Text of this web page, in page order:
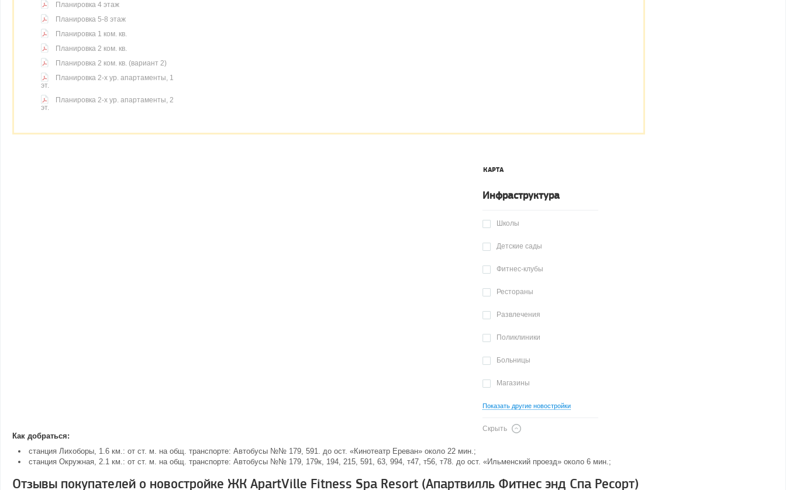
Планировка 4 этаж
Планировка 5-8 этаж
Планировка 1 ком. кв.
Планировка 2 ком. кв.
Планировка 2 ком. кв. (вариант 2)
Планировка 2-х ур. апартаменты, 1
эт.
Планировка 2-х ур. апартаменты, 2
эт.
КАРТА
Инфраструктура
Школы
Детские сады
Фитнес-клубы
Рестораны
Развлечения
Поликлиники
Больницы
Магазины
Показать другие новостройки
Скрыть
Как добраться:
станция Лихоборы, 1.6 км.: от ст. м. на общ. транспорте: Автобусы №№ 179, 591. до ост. «Кинотеатр Ереван» около 22 мин.;
станция Окружная, 2.1 км.: от ст. м. на общ. транспорте: Автобусы №№ 179, 179к, 194, 215, 591, 63, 994, т47, т56, т78. до ост. «Ильменский проезд» около 6 мин.;
Отзывы покупателей о новостройке ЖК ApartVille Fitness Spa Resort (Апартвилль Фитнес энд Спа Ресорт)